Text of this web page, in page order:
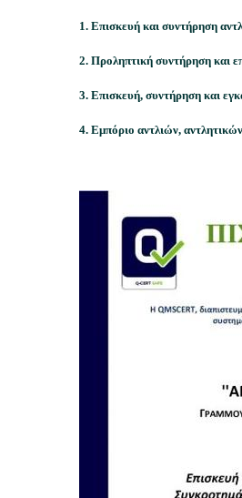
1. Επισκευή και συντήρηση
2. Προληπτική συντήρηση και
3. Επισκευή, συντήρηση και
4. Εμπόριο αντλιών,